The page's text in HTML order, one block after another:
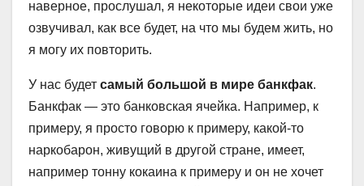
наверное, прослушал, я некоторые идеи свои уже
озвучивал, как все будет, на что мы будем жить, но
я могу их повторить.
У нас будет самый большой в мире банкфак.
Банкфак — это банковская ячейка. Например, к
примеру, я просто говорю к примеру, какой-то
наркобарон, живущий в другой стране, имеет,
например тонну кокаина к примеру и он не хочет